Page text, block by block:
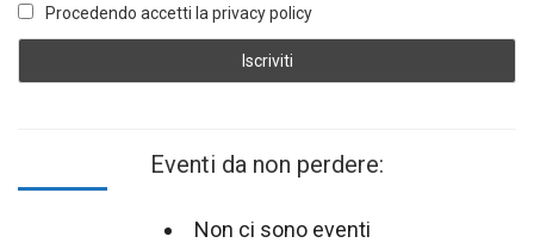
Procedendo accetti la privacy policy
Eventi da non perdere:
Non ci sono eventi